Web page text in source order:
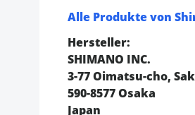
Alle Produkte von
Hersteller:
SHIMANO INC.
3-77 Oimatsu-cho,
590-8577 Osaka
Japan